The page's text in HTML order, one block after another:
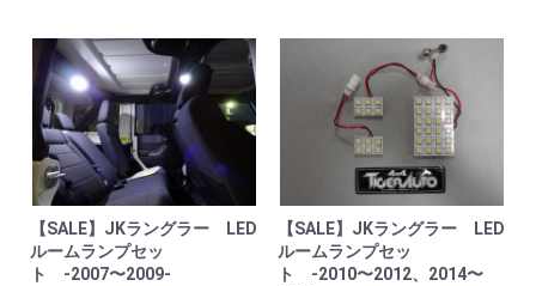
【SALE】JKラングラー LED
ルームランプセッ
ト -2007〜2009-
【SALE】JKラングラー LED
ルームランプセッ
ト -2010〜2012、2014〜